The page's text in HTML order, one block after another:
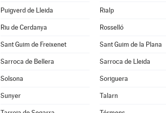
Puigverd de Lleida Rialp
Riu de Cerdanya Rosselló
Sant Guim de Freixenet Sant Guim de la Plana
Sarroca de Bellera Sarroca de Lleida
Solsona Soriguera
Sunyer Talarn